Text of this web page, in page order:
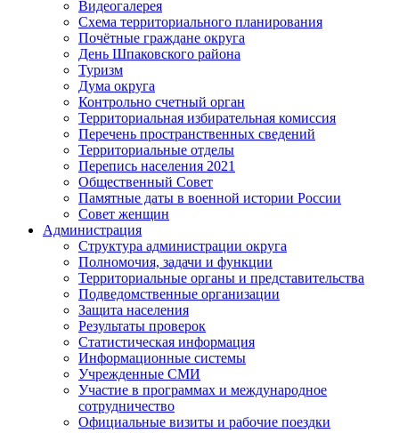
Видеогалерея
Схема территориального планирования
Почётные граждане округа
День Шпаковского района
Туризм
Дума округа
Контрольно счетный орган
Территориальная избирательная комиссия
Перечень пространственных сведений
Территориальные отделы
Перепись населения 2021
Общественный Совет
Памятные даты в военной истории России
Совет женщин
Администрация
Структура администрации округа
Полномочия, задачи и функции
Территориальные органы и представительства
Подведомственные организации
Защита населения
Результаты проверок
Статистическая информация
Информационные системы
Учрежденные СМИ
Участие в программах и международное
сотрудничество
Официальные визиты и рабочие поездки